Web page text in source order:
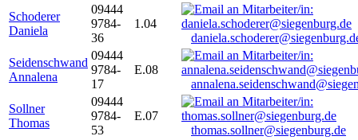
Schoderer
Daniela
09444
9784-
36
1.04
Seidenschwand
Annalena
09444
9784-
17
E.08
Sollner
Thomas
09444
9784-
53
E.07
thomas.sollner@siegenburg.de